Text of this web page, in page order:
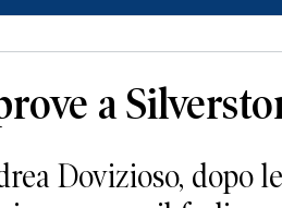
a
Dovizioso, dopo